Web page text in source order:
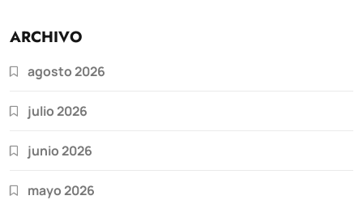
ARCHIVO
agosto 2026
julio 2026
junio 2026
mayo 2026